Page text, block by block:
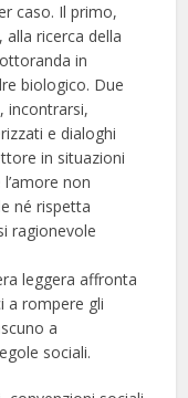
caso. Il primo,
ricerca della
in
biologico. Due
incontrarsi,
e dialoghi
in situazioni
non
né rispetta
ragionevole
leggera affronta
a rompere gli
a
sociali.